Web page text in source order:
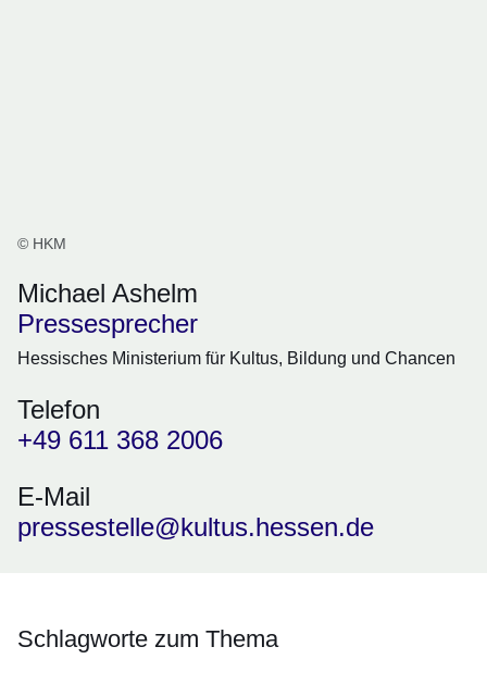
© HKM
Michael Ashelm
Pressesprecher
Hessisches Ministerium für Kultus, Bildung und Chancen
Telefon
+49 611 368 2006
E-Mail
pressestelle@kultus.hessen.de
Schlagworte zum Thema